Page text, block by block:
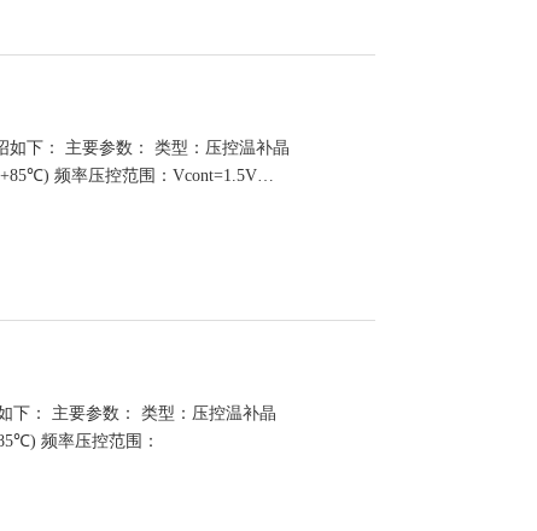
如下： 主要参数： 类型：压控温补晶
频率压控范围：Vcont=1.5V…
下： 主要参数： 类型：压控温补晶
频率压控范围：